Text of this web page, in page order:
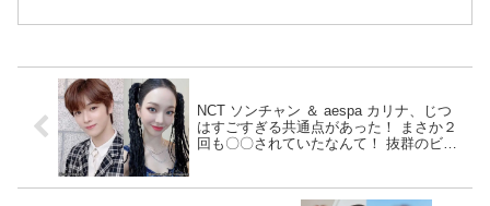
NCT ソンチャン ＆ aespa カリナ、じつ
はすごすぎる共通点があった！ まさか２
回も〇〇されていたなんて！ 抜群のビジ